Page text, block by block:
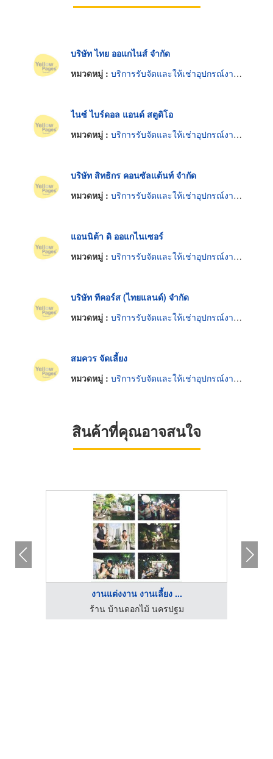
บริษัท ไทย ออแกไนส์ จำกัด
หมวดหมู่ : บริการรับจัดและให้เช่าอุปกรณ์งานเลี้ยงและงานพิธี
ไนซ์ ไบร์ดอล แอนด์ สตูดิโอ
หมวดหมู่ : บริการรับจัดและให้เช่าอุปกรณ์งานเลี้ยงและงานพิธี
บริษัท สิทธิกร คอนซัลแต้นท์ จำกัด
หมวดหมู่ : บริการรับจัดและให้เช่าอุปกรณ์งานเลี้ยงและงานพิธี
แอนนิต้า ดิ ออแกไนเซอร์
หมวดหมู่ : บริการรับจัดและให้เช่าอุปกรณ์งานเลี้ยงและงานพิธี
บริษัท ทีคอร์ส (ไทยแลนด์) จำกัด
หมวดหมู่ : บริการรับจัดและให้เช่าอุปกรณ์งานเลี้ยงและงานพิธี
สมควร จัดเลี้ยง
หมวดหมู่ : บริการรับจัดและให้เช่าอุปกรณ์งานเลี้ยงและงานพิธี
สินค้าที่คุณอาจสนใจ
งานแต่งงาน งานเลี้ยง ...
ร้าน บ้านดอกไม้ นครปฐม